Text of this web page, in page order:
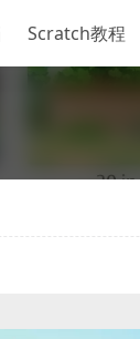
Scratch教程